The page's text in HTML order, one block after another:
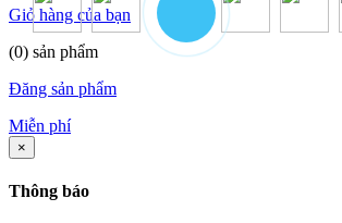
Giỏ hàng của bạn
(0) sản phẩm
Đăng sản phẩm
Miễn phí
×
Thông báo